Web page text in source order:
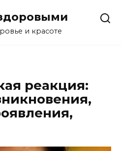
и красоте
реакция: